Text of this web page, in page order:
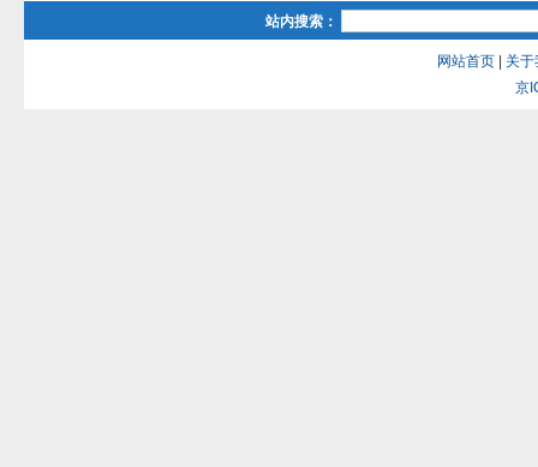
站内搜索：
网站首页
关于
京